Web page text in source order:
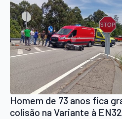
Homem de 73 anos fica
colisão na Variante à